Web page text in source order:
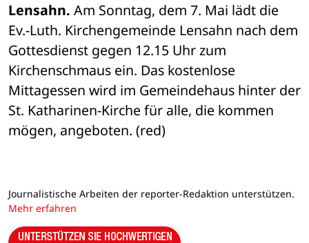
Lensahn. Am Sonntag, dem 7. Mai lädt die
Ev.-Luth. Kirchengemeinde Lensahn nach dem
Gottesdienst gegen 12.15 Uhr zum
Kirchenschmaus ein. Das kostenlose
Mittagessen wird im Gemeindehaus hinter der
St. Katharinen-Kirche für alle, die kommen
mögen, angeboten. (red)
Journalistische Arbeiten der reporter-Redaktion unterstützen.
Mehr erfahren